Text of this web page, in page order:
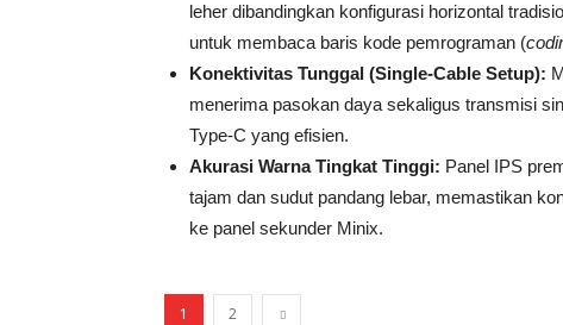
leher dibandingkan konfigurasi horizontal
untuk membaca baris kode pemrograman (
Konektivitas Tunggal (Single-Cable Setup):
menerima pasokan daya sekaligus transmisi
Type-C yang efisien.
Akurasi Warna Tingkat Tinggi: Panel IPS
tajam dan sudut pandang lebar, memastikan
ke panel sekunder Minix.
1 2